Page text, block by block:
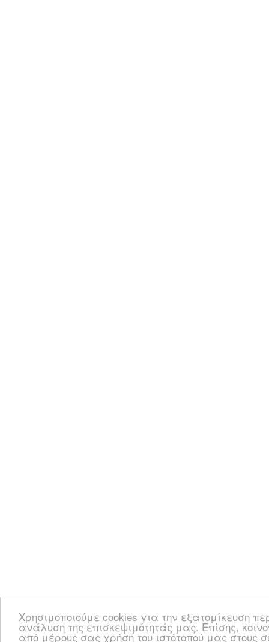
Χρησιμοποιούμε cookies για την εξατομίκευση
ανάλυση της επισκεψιμότητάς μας. Επίσης,
από μέρους σας χρήση του ιστότοπού μας